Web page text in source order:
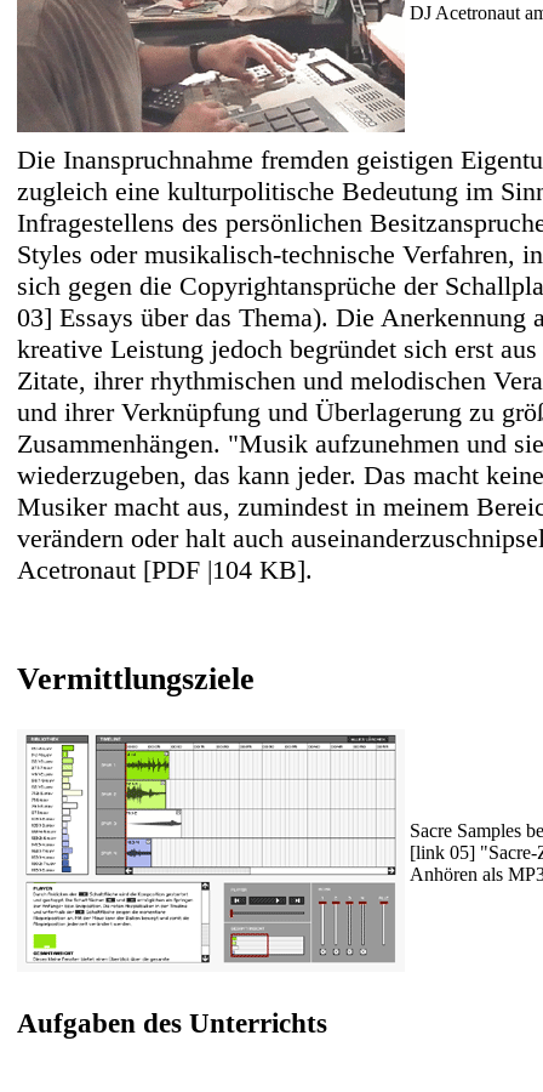
DJ Acetronaut
Die Inanspruchnahme fremden geistigen
zugleich eine kulturpolitische Bedeutung im
Infragestellens des persönlichen
Styles oder musikalisch-technische Verfahren,
sich gegen die Copyrightansprüche der
03] Essays über das Thema). Die Anerkennung
kreative Leistung jedoch begründet sich erst
Zitate, ihrer rhythmischen und melodischen
und ihrer Verknüpfung und Überlagerung zu
Zusammenhängen. "Musik aufzunehmen und
wiederzugeben, das kann jeder. Das macht
Musiker macht aus, zumindest in meinem
verändern oder halt auch
Acetronaut [PDF |104 KB].
Vermittlungsziele
Sacre Samples
[link 05] "Sacre-
Anhören als
Aufgaben des Unterrichts